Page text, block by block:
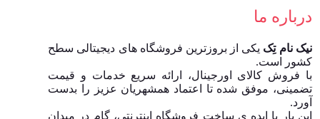
درباره ما
نیک نام تِک یکی از بروزترین فروشگاه های دیجیتالی سطح
کشور است.
با فروش کالای اورجینال، ارائه سریع خدمات و قیمت
تضمینی، موفق شده تا اعتماد همشهریان عزیز را بدست
آورد.
این بار با ایده ی ساخت فروشگاه اینترنتی، گام در میدان